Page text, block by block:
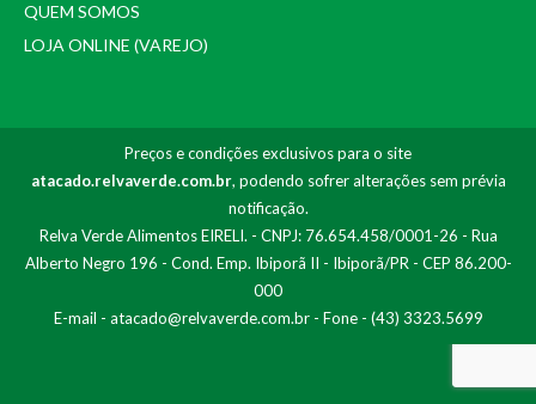
QUEM SOMOS
LOJA ONLINE (VAREJO)
Preços e condições exclusivos para o site
atacado.relvaverde.com.br, podendo sofrer alterações sem prévia
notificação.
Relva Verde Alimentos EIRELI. - CNPJ: 76.654.458/0001-26 - Rua
Alberto Negro 196 - Cond. Emp. Ibiporã II - Ibiporã/PR - CEP 86.200-
000
E-mail - atacado@relvaverde.com.br- Fone - (43) 3323.5699